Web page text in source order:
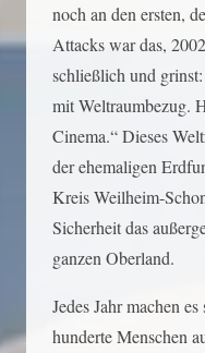
noch an den ersten,
Attacks war das,
schließlich und
mit Weltraumbezug.
Cinema.“ Dieses
der ehemaligen
Kreis Weilheim-
Sicherheit das
ganzen Oberland.
Jedes Jahr machen
hunderte Menschen